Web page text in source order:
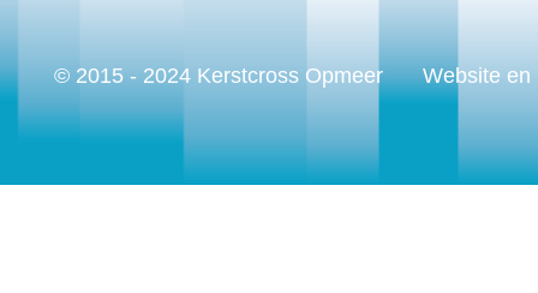
© 2015 - 2024 Kerstcross Opmeer Website